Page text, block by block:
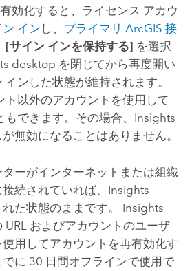
効化すると、ライセンス アカウ
インし、 プライマリ ArcGIS 接
[サイン インを保持する] を選択
desktop を閉じてから再度開い
ンした状態が維持されます。
ト以外のアカウントを使用して
できます。その場合、 Insights
無効になることはありません。
ーがインターネットまたは組織
続されていれば、 Insights
た状態のままです。 Insights
URL およびアカウントのユーザ
用してアカウントを再有効化す
に 30 日間オフラインで使用で